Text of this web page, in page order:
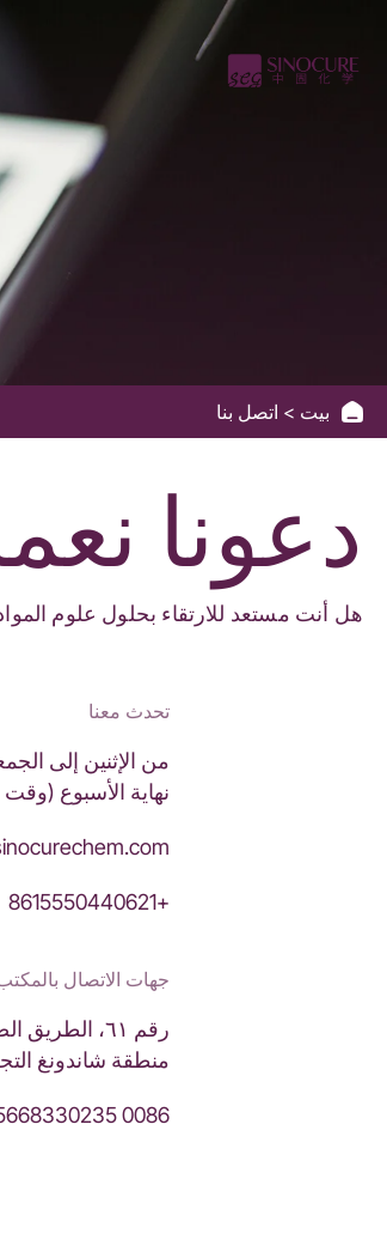
Contact
Us
بيت اتصل بنا
دعونا
هل أنت مستعد للارتقاء بحلول علوم
تحدث معنا
نهاية الأسبوع
+8615550440621
جهات الاتصال
رقم ٦١،
منطقة شاندونغ
0086 15668330235